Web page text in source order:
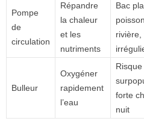
Pompe
de
circulation
Répandre
la chaleur
et les
nutriments
Bac
rivière,
Bulleur
Oxygéner
rapidement
l’eau
Risque
forte
nuit